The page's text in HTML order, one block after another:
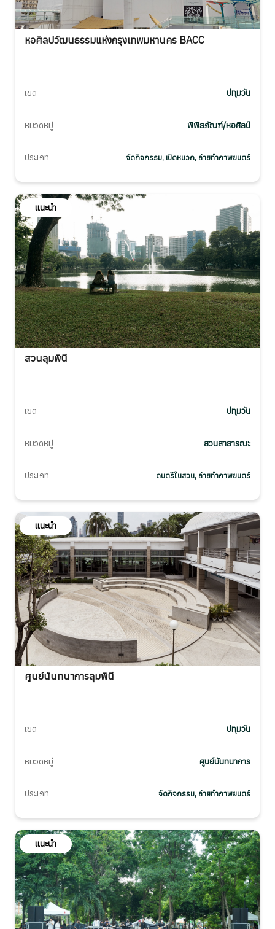
หอศิลปวัฒนธรรมแห่งกรุงเทพมหานคร BACC
เขต ปทุมวัน
หมวดหมู่ พิพิธภัณฑ์/หอศิลป์
ประเภท จัดกิจกรรม, เปิดหมวก, ถ่ายทำภาพยนตร์
สวนลุมพินี
เขต ปทุมวัน
หมวดหมู่ สวนสาธารณะ
ประเภท ดนตรีในสวน, ถ่ายทำภาพยนตร์
แนะนำ
ศูนย์นันทนาการลุมพินี
เขต ปทุมวัน
หมวดหมู่ ศูนย์นันทนาการ
ประเภท จัดกิจกรรม, ถ่ายทำภาพยนตร์
แนะนำ
แนะนำ